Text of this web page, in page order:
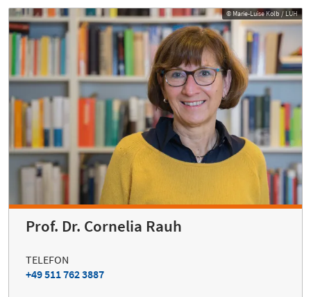
© Marie-Luise Kolb / LUH
Prof. Dr. Cornelia Rauh
TELEFON
+49 511 762 3887